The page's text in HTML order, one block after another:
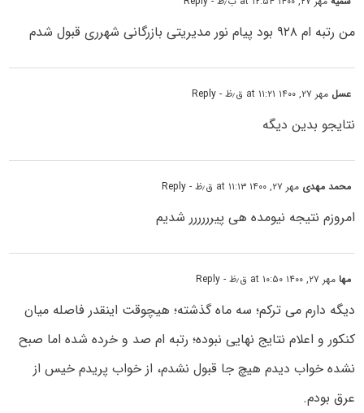
من رتبه ام ۹۲۸ بود پیام نور مدیریتی بازرگانی شهرری قبول شدم
عسل مهر ۲۷, ۱۴۰۰ at ۱۱:۲۱ ق٫ظ - Reply
نتایجو بدین دیگه
محمد مهدی مهر ۲۷, ۱۴۰۰ at ۱۱:۱۳ ق٫ظ - Reply
امروزم نتیجه نیومده هی پیرررررر شدیم
مهامهر ۲۷, ۱۴۰۰ at ۱۰:۵۰ ق٫ظ - Reply
دیگه دارم می ترکم؛ سه ماه گذشته؛ هیچوقت اینقدر فاصله میان
کنکور و اعلام نتایج نهایی نبوده؛ رتبه ام صد و خرده شده اما صبح
نشده خواب دیدم هیچ جا قبول نشدم، از خواب پریدم خیس از
عرق بودم.